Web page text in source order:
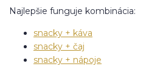
Najlepšie funguje kombinácia:
snacky + káva
snacky + čaj
snacky + nápoje